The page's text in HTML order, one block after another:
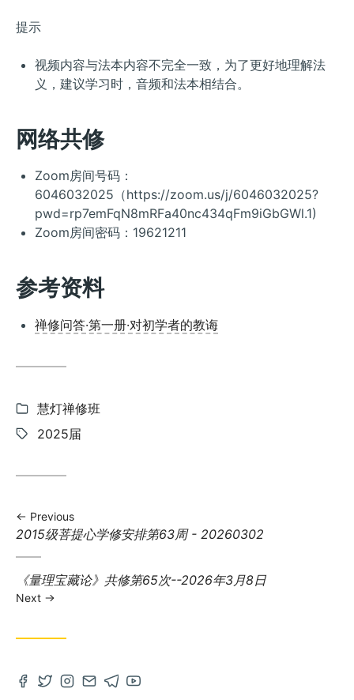
提示
视频内容与法本内容不完全一致，为了更好地理解法
义，建议学习时，音频和法本相结合。
网络共修
Zoom房间号码：
6046032025（https://zoom.us/j/6046032025?
pwd=rp7emFqN8mRFa40nc434qFm9iGbGWl.1)
Zoom房间密码：19621211
参考资料
禅修问答·第一册·对初学者的教诲
Categories:
慧灯禅修班
Tags:
2025届
Previous
Previous
2015级菩提心学修安排第63周 - 20260302
Next
post:
《量理宝藏论》共修第65次--2026年3月8日
Next
OpenOpenOpenContact
OpenOpen